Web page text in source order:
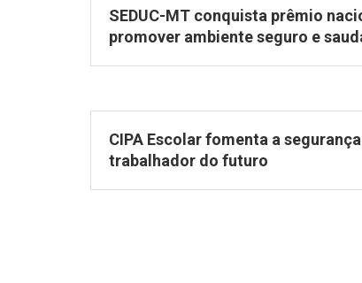
SEDUC-MT conquista prêmio
promover ambiente seguro e
CIPA Escolar fomenta a
trabalhador do futuro